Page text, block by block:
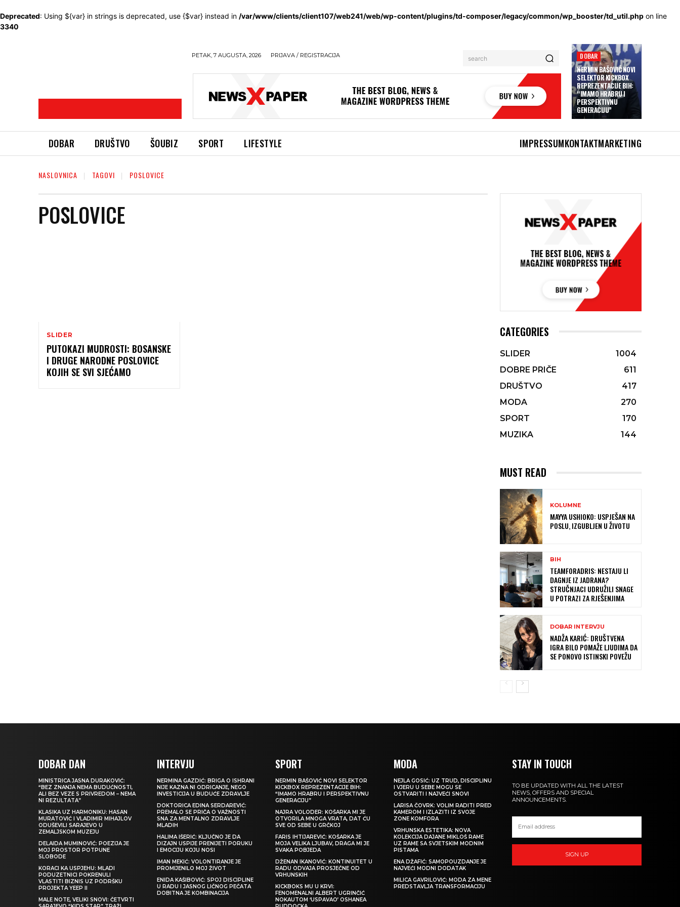
Deprecated: Using ${var} in strings is deprecated, use {$var} instead in /var/www/clients/client107/web241/web/wp-content/plugins/td-composer/legacy/common/wp_booster/td_util.php on line
3340
PETAK, 7 AUGUSTA, 2026 PRIJAVA / REGISTRACIJA search DOBAR
NERMIN BAŠOVIĆ NOVI
SELEKTOR KICKBOX
REPREZENTACIJE BIH:
“IMAMO HRABRU I
PERSPEKTIVNU
GENERACIJU”
DOBAR DRUŠTVO ŠOUBIZ SPORT LIFESTYLE IMPRESSUMKONTAKTMARKETING
NASLOVNICA TAGOVI POSLOVICE
POSLOVICE
SLIDER
PUTOKAZI MUDROSTI: BOSANSKE
I DRUGE NARODNE POSLOVICE
KOJIH SE SVI SJEĆAMO
CATEGORIES
SLIDER
1004
DOBRE PRIČE
611
DRUŠTVO
417
MODA
270
SPORT
170
MUZIKA
144
MUST READ
KOLUMNE
MAYYA USHIOKO: USPJEŠAN NA
POSLU, IZGUBLJEN U ŽIVOTU
BIH
TEAMFORADRIS: NESTAJU LI
DAGNJE IZ JADRANA?
STRUČNJACI UDRUŽILI SNAGE
U POTRAZI ZA RJEŠENJIMA
DOBAR INTERVJU
NADŽA KARIĆ: DRUŠTVENA
IGRA BILO POMAŽE LJUDIMA DA
SE PONOVO ISTINSKI POVEŽU
DOBAR DAN
MINISTRICA JASNA DURAKOVIĆ:
“BEZ ZNANJA NEMA BUDUĆNOSTI,
ALI BEZ VEZE S PRIVREDOM – NEMA
NI REZULTATA”
KLASIKA UZ HARMONIKU: HASAN
MURATOVIĆ I VLADIMIR MIHAJLOV
ODUŠEVILI SARAJEVO U
ZEMALJSKOM MUZEJU
DELAIDA MUMINOVIĆ: POEZIJA JE
MOJ PROSTOR POTPUNE
SLOBODE
KORACI KA USPJEHU: MLADI
PODUZETNICI POKRENULI
VLASTITI BIZNIS UZ PODRŠKU
PROJEKTA YEEP II
MALE NOTE, VELIKI SNOVI: ČETVRTI
INTERVJU
NERMINA GAZDIĆ: BRIGA O ISHRANI
NIJE KAZNA NI ODRICANJE, NEGO
INVESTICIJA U BUDUĆE ZDRAVLJE
DOKTORICA EDINA SERDAREVIĆ:
PREMALO SE PRIČA O VAŽNOSTI
SNA ZA MENTALNO ZDRAVLJE
MLADIH
HALIMA IŠERIĆ: KLJUČNO JE DA
DIZAJN USPIJE PRENIJETI PORUKU
I EMOCIJU KOJU NOSI
IMAN MEKIĆ: VOLONTIRANJE JE
PROMIJENILO MOJ ŽIVOT
ENIDA KAŠIBOVIĆ: SPOJ DISCIPLINE
U RADU I JASNOG LIČNOG PEČATA
DOBITNA JE KOMBINACIJA
SPORT
NERMIN BAŠOVIĆ NOVI SELEKTOR
KICKBOX REPREZENTACIJE BIH:
“IMAMO HRABRU I PERSPEKTIVNU
GENERACIJU”
NAJRA VOLODER: KOŠARKA MI JE
OTVORILA MNOGA VRATA, DAT ĆU
SVE OD SEBE U GRČKOJ
FARIS IHTIJAREVIĆ: KOŠARKA JE
MOJA VELIKA LJUBAV, DRAGA MI JE
SVAKA POBJEDA
DŽENAN IKANOVIĆ: KONTINUITET U
RADU ODVAJA PROSJEČNE OD
VRHUNSKIH
KICKBOKS MU U KRVI:
FENOMENALNI ALBERT UGRINČIĆ
NOKAUTOM ‘USPAVAO’ OSHANEA
MODA
NEJLA GOSIĆ: UZ TRUD, DISCIPLINU
I VJERU U SEBE MOGU SE
OSTVARITI I NAJVEĆI SNOVI
LARISA ČOVRK: VOLIM RADITI PRED
KAMEROM I IZLAZITI IZ SVOJE
ZONE KOMFORA
VRHUNSKA ESTETIKA: NOVA
KOLEKCIJA DAJANE MIKLOŠ RAME
UZ RAME SA SVJETSKIM MODNIM
PISTAMA
ENA DŽAFIĆ: SAMOPOUZDANJE JE
NAJVEĆI MODNI DODATAK
MILICA GAVRILOVIĆ: MODA ZA MENE
PREDSTAVLJA TRANSFORMACIJU
STAY IN TOUCH
TO BE UPDATED WITH ALL THE LATEST
NEWS, OFFERS AND SPECIAL
ANNOUNCEMENTS.
SIGN UP